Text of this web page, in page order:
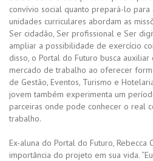
convívio social quanto prepará-lo para
unidades curriculares abordam as
Ser cidadão, Ser profissional e Ser
ampliar a possibilidade de exercício
disso, o Portal do Futuro busca
mercado de trabalho ao oferecer
de Gestão, Eventos, Turismo e
jovem também experimenta um
parceiras onde pode conhecer o real
trabalho.
Ex-aluna do Portal do Futuro, Rebecca
importância do projeto em sua vida.